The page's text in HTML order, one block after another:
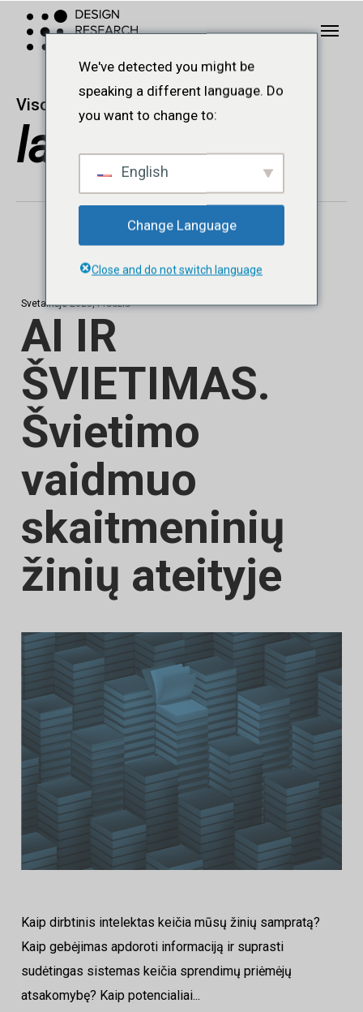
Pereiti
Visos žinutės iš
laboratorija
Svetainėje2023,Pradžia
AI IR
ŠVIETIMAS.
Švietimo
vaidmuo
skaitmeninių
žinių ateityje
Kaip dirbtinis intelektas keičia mūsų žinių sampratą?
Kaip gebėjimas apdoroti informaciją ir suprasti
sudėtingas sistemas keičia sprendimų priėmėjų
atsakomybę? Kaip potencialiai...
We've detected you might be
speaking a different language. Do
you want to change to:
English
Change Language
Close and do not switch language